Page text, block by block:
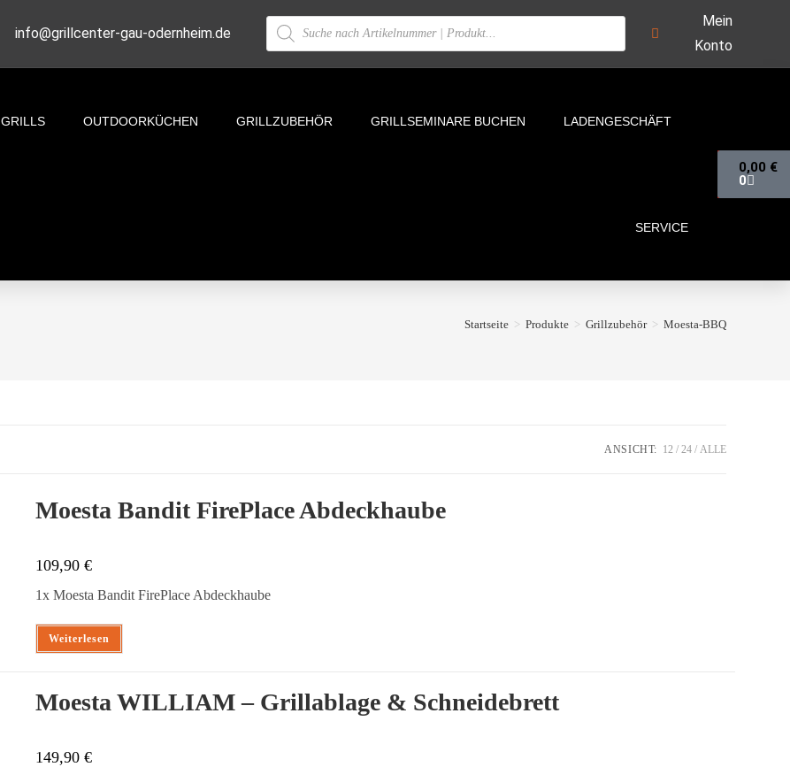
info@grillcenter-gau-odernheim.de
Mein
Konto
GRILLS OUTDOORKÜCHEN GRILLZUBEHÖR GRILLSEMINARE BUCHEN LADENGESCHÄFT
SERVICE
0,00 €
0
Startseite > Produkte > Grillzubehör > Moesta-BBQ
ANSICHT: 12 24 ALLE
Moesta Bandit FirePlace Abdeckhaube
109,90 €
1x Moesta Bandit FirePlace Abdeckhaube
Weiterlesen
Moesta WILLIAM – Grillablage & Schneidebrett
149,90 €